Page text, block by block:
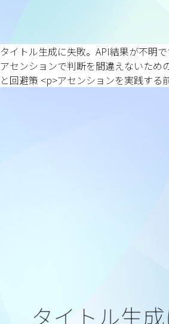
タイトル生成に失敗。API結果が不明で
アセンションで判断を間違えないため
と回避策 <p>アセンションを実践す